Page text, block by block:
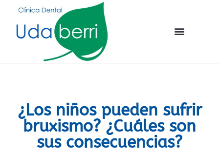
¿Los niños pueden sufrir
bruxismo? ¿Cuáles son
sus consecuencias?